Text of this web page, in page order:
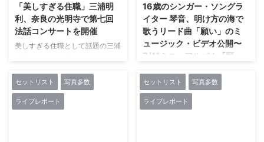
ドと2つのスタイルに分けた全国
ツアーを実施。同ツアーのファイ
ナル公演を、12月20日に大阪
NHKホールで行った。根本要(ス
池田綾子、光永亮太、森大輔がゲ
スト参加したスペシャルライブ
「STEP BY STEP CONCERT
現役女子大生シンガーソングライ
ターの“ましのみ”が9月8日（土）
に代官山UNITでワンマンライブ
を開催、 500名のファンを前に
変幻自在のライブを繰り広げた。
「美しすぎる住職」三浦明
利、奈良の光明寺で第七回
法話コンサートを開催
美しすぎる住職として話題の三浦
る宇宙』の発売を記念して、 7月
15日に自身が住職を務める奈良・
龍王山 光明寺（浄土真宗）にて
16歳のシンガー・ソングラ
イター 琴音、明け方の海で
歌うリード曲「願い」のミ
ュージック・ビデオ公開〜
7/11ミニ・アルバム『願
インディーズおよび新人アーティ
ストの音楽活動支援を行う
〈Eggsプロジェクト〉から派生
セットリスト 写真多数
ライブレポート
セットリスト 写真多数
ライブレポート